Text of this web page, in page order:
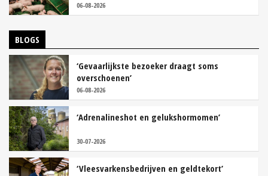
06-08-2026
BLOGS
‘Gevaarlijkste bezoeker draagt soms
overschoenen’
06-08-2026
‘Adrenalineshot en gelukshormomen’
30-07-2026
‘Vleesvarkensbedrijven en geldtekort’